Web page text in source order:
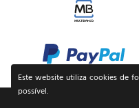
Este website utiliza cookies de
possível.